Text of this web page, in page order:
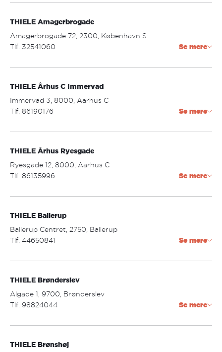
Åbningstider:
mandag - fredag: 10.00 - 19.00
lørdag: 10.00 - 17.00
THIELE Amagerbrogade
Amagerbrogade 72, 2300, København S
Tlf. 32541060
Åbningstider:
mandag - torsdag: 09.30 - 17.30
fredag: 09.30 - 18.00
Se mere
THIELE Århus C Immervad
Immervad 3, 8000, Aarhus C
Tlf. 86190176
Åbningstider:
mandag - fredag: 9.30 - 17.30
lørdag: 10.00 - 15.00
Se mere
THIELE Århus Ryesgade
Ryesgade 12, 8000, Aarhus C
Tlf. 86135996
Åbningstider:
mandag - fredag: 9.30 - 17.30
lørdag: 10.00 - 15.00
Se mere
THIELE Ballerup
Ballerup Centret, 2750, Ballerup
Tlf. 44650841
Åbningstider:
mandag - fredag: 10.00 - 19.00
lørdag: 10.00 - 17.00
Se mere
THIELE Brønderslev
Algade 1, 9700, Brønderslev
Tlf. 98824044
Åbningstider:
Se mere
THIELE Brønshøj